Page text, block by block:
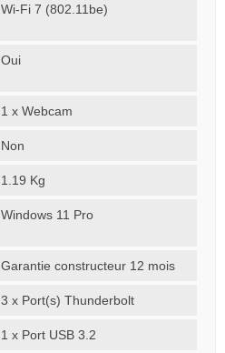
Wi-Fi 7 (802.11be)
Oui
1 x Webcam
Non
1.19 Kg
Windows 11 Pro
Garantie constructeur 12 mois
3 x Port(s) Thunderbolt
1 x Port USB 3.2